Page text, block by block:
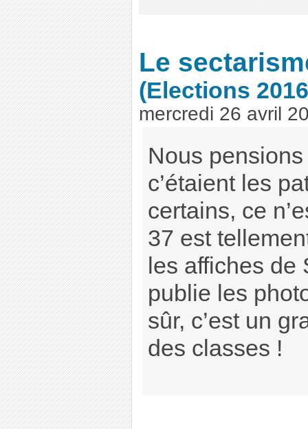
Le
(Elections
mercredi 26 avril
Nous
c’étaient les
certains, ce
37 est
les affiches de
publie les
sûr, c’est un
des classes !